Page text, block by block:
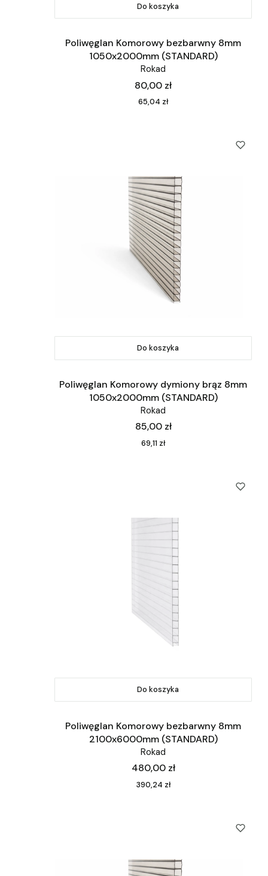
Do koszyka
Poliwęglan Komorowy bezbarwny 8mm
1050x2000mm (STANDARD)
Rokad
Cena
80,00 zł
Cena
65,04 zł
Do koszyka
Poliwęglan Komorowy dymiony brąz 8mm
1050x2000mm (STANDARD)
Rokad
Cena
85,00 zł
Cena
69,11 zł
Do koszyka
Poliwęglan Komorowy bezbarwny 8mm
2100x6000mm (STANDARD)
Rokad
Cena
480,00 zł
Cena
390,24 zł